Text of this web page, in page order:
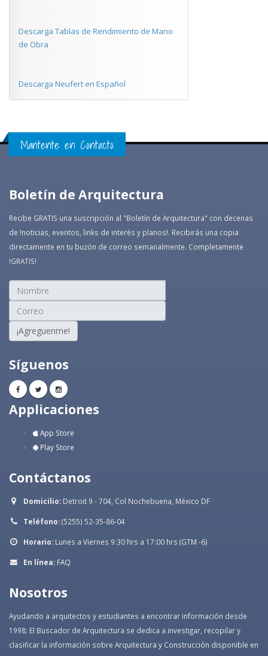
Descarga Tablas de Rendimiento de Mano
de Obra
Descarga Neufert en Español
Mantente en Contacto
Boletín de Arquitectura
Recibe GRATIS una suscripción al "Boletín de Arquitectura" con decenas
de !noticias, eventos, links de interés y planos!. Recibirás una copia
directamente en tu buzón de correo semanalmente. Completamente
!GRATIS!
¡Agreguenme!
Síguenos
Applicaciones
App Store
Play Store
Contáctanos
Domicilio: Detroit 9 - 704, Col Nochebuena, México DF
Teléfono:(5255) 52-35-86-04
Horario: Lunes a Viernes 9:30 hrs a 17:00 hrs (GTM -6)
En línea: FAQ
Nosotros
Ayudando a arquitectos y estudiantes a encontrar información desde
1998: El Buscador de Arquitectura se dedica a investigar, recopilar y
clasificar la información sobre Arquitectura y Construcción disponible en